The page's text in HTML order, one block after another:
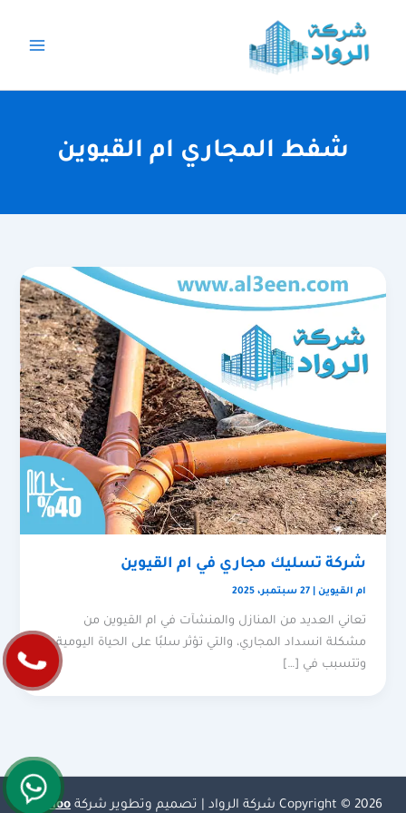
المحتوى
شفط المجاري ام القيوين
شركة تسليك مجاري في ام القيوين
ام القيوين |27 سبتمبر، 2025
تعاني العديد من المنازل والمنشآت في ام القيوين من
مشكلة انسداد المجاري، والتي تؤثر سلبًا على الحياة اليومية
وتتسبب في […]
Copyright © 2026 شركة الرواد | تصميم وتطوير شركة Olymoo